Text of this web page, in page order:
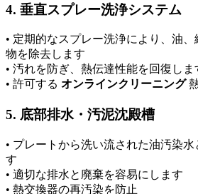
4. 垂直スプレー洗浄システム
• 定期的なスプレー洗浄により、油
物を除去します
• 汚れを防ぎ、熱伝達性能を回復しま
• 許可する オンラインクリーニング
5. 底部排水・汚泥沈殿槽
• プレートから洗い流された油汚染
す
• 適切な排水と廃棄を容易にします
• 熱交換器の再汚染を防止